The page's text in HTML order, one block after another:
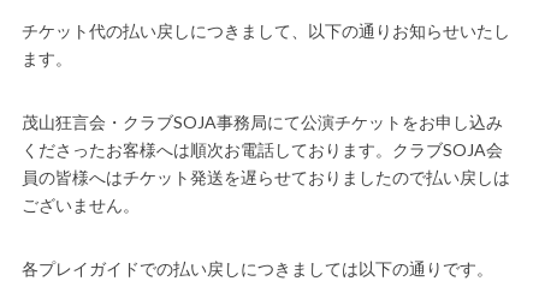
チケット代の払い戻しにつきまして、以下の通りお知らせいたし
ます。
茂山狂言会・クラブSOJA事務局にて公演チケットをお申し込み
くださったお客様へは順次お電話しております。クラブSOJA会
員の皆様へはチケット発送を遅らせておりましたので払い戻しは
ございません。
各プレイガイドでの払い戻しにつきましては以下の通りです。